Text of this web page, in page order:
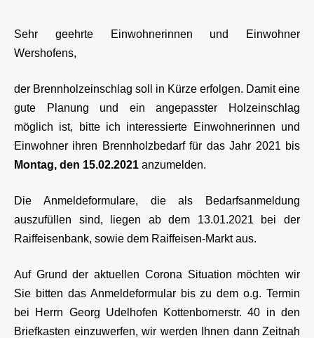
Sehr geehrte Einwohnerinnen und Einwohner
Wershofens,
der Brennholzeinschlag soll in Kürze erfolgen. Damit eine
gute Planung und ein angepasster Holzeinschlag
möglich ist, bitte ich interessierte Einwohnerinnen und
Einwohner ihren Brennholzbedarf für das Jahr 2021 bis
Montag, den 15.02.2021 anzumelden.
Die Anmeldeformulare, die als Bedarfsanmeldung
auszufüllen sind, liegen ab dem 13.01.2021 bei der
Raiffeisenbank, sowie dem Raiffeisen-Markt aus.
Auf Grund der aktuellen Corona Situation möchten wir
Sie bitten das Anmeldeformular bis zu dem o.g. Termin
bei Herrn Georg Udelhofen Kottenbornerstr. 40 in den
Briefkasten einzuwerfen, wir werden Ihnen dann Zeitnah